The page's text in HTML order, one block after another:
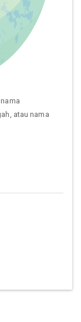
atau nama